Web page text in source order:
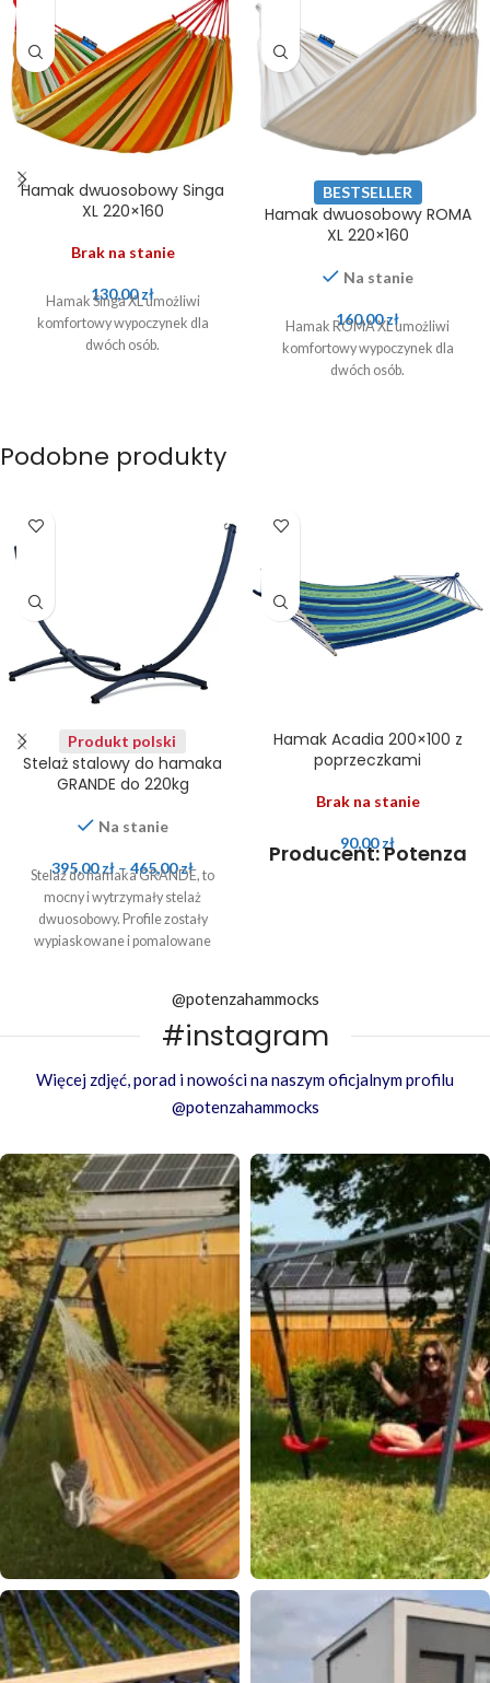
Hamak dwuosobowy Singa
XL 220×160
Brak na stanie
130,00zł
Hamak Singa XL umożliwi
komfortowy wypoczynek dla
dwóch osób.
BESTSELLER
Hamak dwuosobowy ROMA
XL 220×160
Na stanie
160,00zł
Hamak ROMA XL umożliwi
komfortowy wypoczynek dla
dwóch osób.
Podobne produkty
Produkt polski
Stelaż stalowy do hamaka
GRANDE do 220kg
Na stanie
395,00zł – 465,00zł
Stelaż do hamaka GRANDE, to
mocny i wytrzymały stelaż
dwuosobowy. Profile zostały
wypiaskowane i pomalowane
Hamak Acadia 200×100 z
poprzeczkami
Brak na stanie
90,00zł
Producent: Potenza
@potenzahammocks
#instagram
Więcej zdjęć, porad i nowości na naszym oficjalnym profilu
@potenzahammocks